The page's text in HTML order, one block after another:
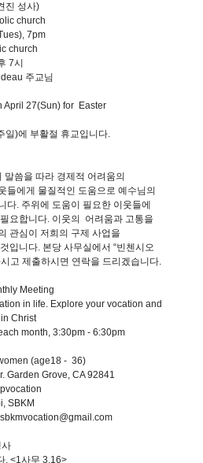
진 성사)
church
7pm
church
7시
주교님
April 27(Sun) for Easter
일)에 부활절 휴교입니다.
씀을 따라 경제적 어려움의
에게 물질적인 도움으로 예수님의
. 주위에 도움이 필요한 이웃들에
요합니다. 이웃의 어려움과 고통을
관심이 저희의 구제 사업을
입니다. 본당 사무실에서 “빈첸시오
고 제출하시면 연락을 드리겠습니다.
Meeting
in life. Explore your vocation and
Christ
month, 3:30pm - 6:30pm
(age18 - 36)
Garden Grove, CA 92841
SBKM
sbkmvocation@gmail.com
. <1사무 3,16>